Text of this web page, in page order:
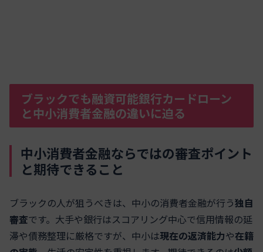
ブラックでも融資可能銀行カードローン
と中小消費者金融の違いに迫る
中小消費者金融ならではの審査ポイント
と期待できること
ブラックの人が狙うべきは、中小の消費者金融が行う独自
審査です。大手や銀行はスコアリング中心で信用情報の延
滞や債務整理に厳格ですが、中小は現在の返済能力や在籍